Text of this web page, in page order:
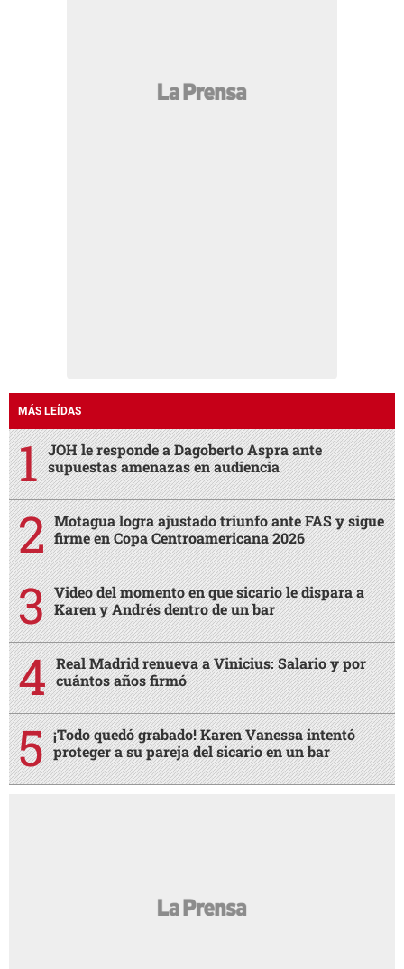
MÁS LEÍDAS
JOH le responde a Dagoberto Aspra ante
supuestas amenazas en audiencia
Motagua logra ajustado triunfo ante FAS y sigue
firme en Copa Centroamericana 2026
Video del momento en que sicario le dispara a
Karen y Andrés dentro de un bar
Real Madrid renueva a Vinicius: Salario y por
cuántos años firmó
¡Todo quedó grabado! Karen Vanessa intentó
proteger a su pareja del sicario en un bar